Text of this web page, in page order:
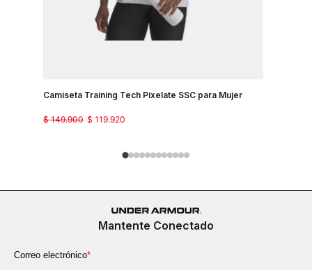
Camiseta Training Tech Pixelate SSC para Mujer
$ 119.920
$ 149.900
Mantente Conectado